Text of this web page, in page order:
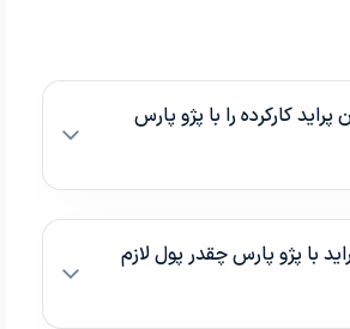
پراید کارکرده را با پژو پارس
با پژو پارس چقدر پول لازم